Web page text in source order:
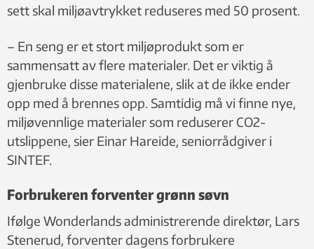
sett skal miljøavtrykket reduseres med 50 prosent.
– En seng er et stort miljøprodukt som er
sammensatt av flere materialer. Det er viktig å
gjenbruke disse materialene, slik at de ikke ender
opp med å brennes opp. Samtidig må vi finne nye,
miljøvennlige materialer som reduserer CO2-
utslippene, sier Einar Hareide, seniorrådgiver i
SINTEF.
Forbrukeren forventer grønn søvn
Ifølge Wonderlands administrerende direktør, Lars
Stenerud, forventer dagens forbrukere